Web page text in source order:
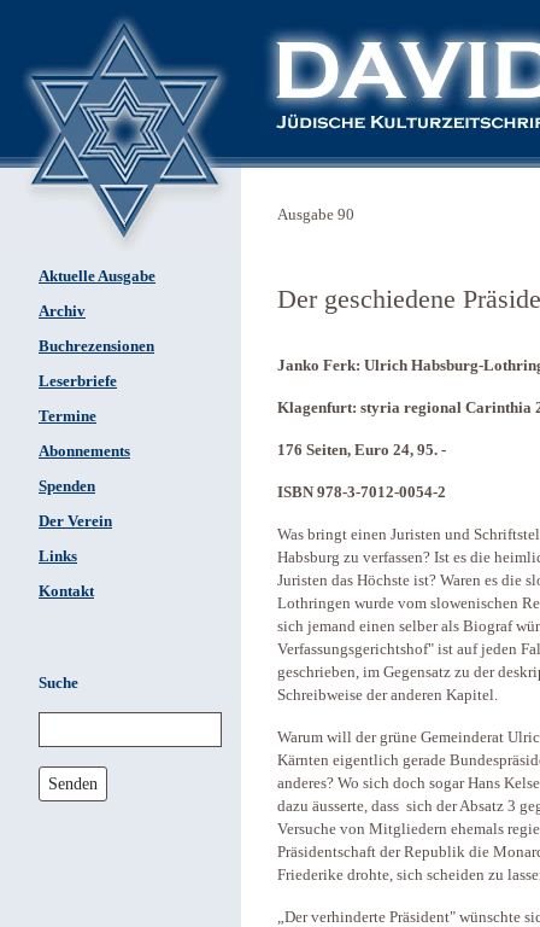
Aktuelle Ausgabe
Archiv
Buchrezensionen
Leserbriefe
Termine
Abonnements
Spenden
Der Verein
Links
Kontakt
Suche
Senden
Ausgabe 90
Der geschiedene
Janko Ferk: Ulrich Habsburg-
Klagenfurt: styria regional Carinthia
176 Seiten, Euro 24, 95. -
ISBN 978-3-7012-0054-2
Was bringt einen Juristen und
Habsburg zu verfassen? Ist es die
Juristen das Höchste ist? Waren es die
Lothringen wurde vom slowenischen
sich jemand einen selber als Biograf
Verfassungsgerichtshof" ist auf jeden
geschrieben, im Gegensatz zu der
Schreibweise der anderen Kapitel.
Warum will der grüne Gemeinderat
Kärnten eigentlich gerade
anderes? Wo sich doch sogar Hans
dazu äusserte, dass sich der Absatz 3
Versuche von Mitgliedern ehemals
Präsidentschaft der Republik die
Friederike drohte, sich scheiden zu
„Der verhinderte Präsident" wünschte